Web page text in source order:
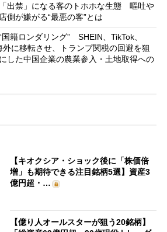
出禁」になる客のトホホな生態 嘔吐や
側が嫌がる“最悪の客”とは
籍ロンダリング” SHEIN、TikTok、
に移転させ、トランプ関税の回避を狙
した中国企業の農業参入・土地取得への
【キオクシア・ショック後に「株価倍
増」も期待できる注目銘柄5選】資産3
億円超・…
【億り人オールスターが狙う20銘柄】